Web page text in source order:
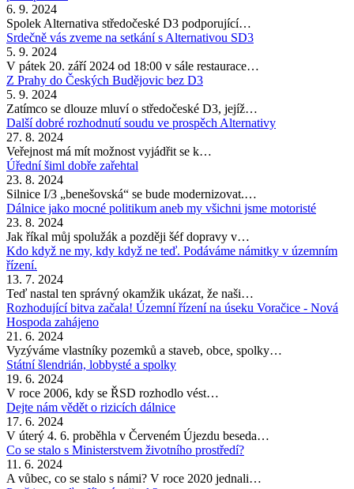
6. 9. 2024
Spolek Alternativa středočeské D3 podporující…
Srdečně vás zveme na setkání s Alternativou SD3
5. 9. 2024
V pátek 20. září 2024 od 18:00 v sále restaurace…
Z Prahy do Českých Budějovic bez D3
5. 9. 2024
Zatímco se dlouze mluví o středočeské D3, jejíž…
Další dobré rozhodnutí soudu ve prospěch Alternativy
27. 8. 2024
Veřejnost má mít možnost vyjádřit se k…
Úřední šiml dobře zařehtal
23. 8. 2024
Silnice I/3 „benešovská“ se bude modernizovat.…
Dálnice jako mocné politikum aneb my všichni jsme motoristé
23. 8. 2024
Jak říkal můj spolužák a později šéf dopravy v…
Kdo když ne my, kdy když ne teď. Podáváme námitky v územním
řízení.
13. 7. 2024
Teď nastal ten správný okamžik ukázat, že naši…
Rozhodující bitva začala! Územní řízení na úseku Voračice - Nová
Hospoda zahájeno
21. 6. 2024
Vyzýváme vlastníky pozemků a staveb, obce, spolky…
Státní šlendrián, lobbysté a spolky
19. 6. 2024
V roce 2006, kdy se ŘSD rozhodlo vést…
Dejte nám vědět o rizicích dálnice
17. 6. 2024
V úterý 4. 6. proběhla v Červeném Újezdu beseda…
Co se stalo s Ministerstvem životního prostředí?
11. 6. 2024
A vůbec, co se stalo s námi? V roce 2020 jednali…